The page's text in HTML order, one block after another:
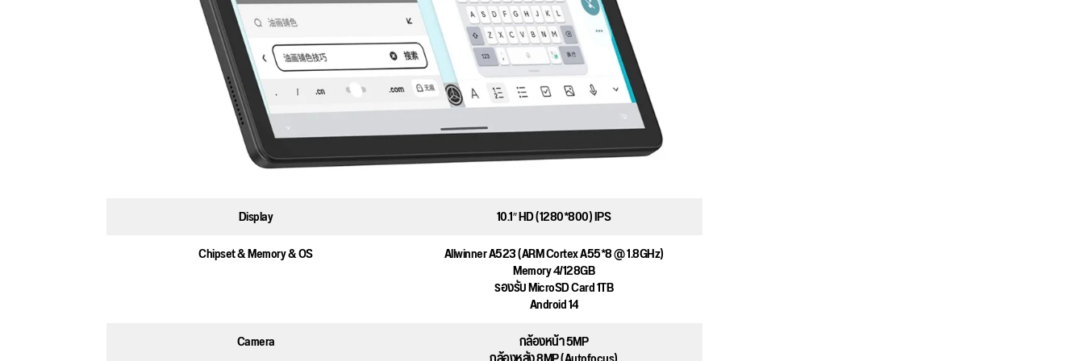
Display
10.1″ HD (1280*800) IPS
Chipset & Memory & OS
Allwinner A523 (ARM Cortex A55*8 @ 1.8GHz)
Memory 4/128GB
รองรับ MicroSD Card 1TB
Android 14
Camera
กล้องหน้า 5MP